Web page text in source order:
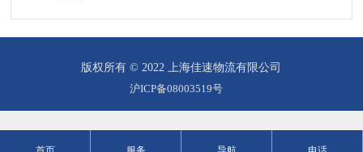
版权所有 © 2022 上海佳速物流有限公司
沪ICP备08003519号